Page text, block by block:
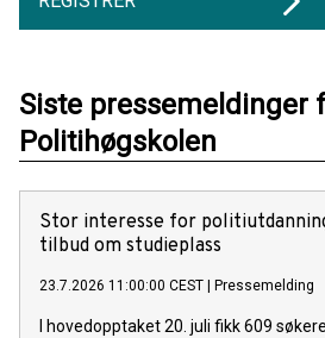
Siste pressemeldinger
Politihøgskolen
Stor interesse for
tilbud om studieplass
23.7.2026 11:00:00 CEST | Pressemelding
I hovedopptaket 20. juli fikk 609